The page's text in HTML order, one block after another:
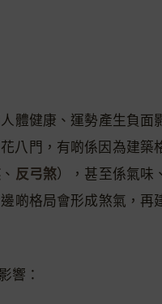
體健康、運勢產生負面
八門，有啲係因為建築
、 反弓煞），甚至係氣味
啲格局會形成煞氣，再
響：